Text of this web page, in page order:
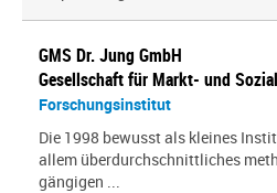
GMS Dr. Jung GmbH
Gesellschaft für Markt- und
Forschungsinstitut
Die 1998 bewusst als kleines
allem über­durch­schnitt­liches
gängigen ...